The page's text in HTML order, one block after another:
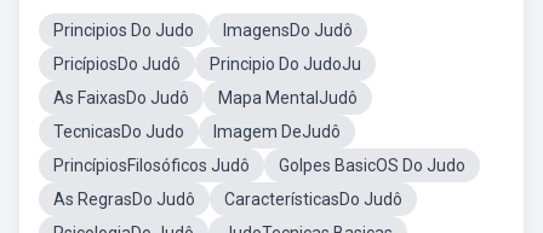
Principios Do Judo
ImagensDo Judô
PricípiosDo Judô
Principio Do JudoJu
As FaixasDo Judô
Mapa MentalJudô
TecnicasDo Judo
Imagem DeJudô
PrincípiosFilosóficos Judô
Golpes BasicOS Do Judo
As RegrasDo Judô
CaracterísticasDo Judô